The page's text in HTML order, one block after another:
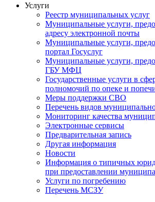
Услуги
Реестр муниципальных услуг
Муниципальные услуги,
адресу электронной почты
Муниципальные услуги,
портал Госуслуг
Муниципальные услуги,
ГБУ МФЦ
Государственные услуги в
полномочий по опеке и
Меры поддержки СВО
Перечень видов
Мониторинг качества
Электронные сервисы
Предварительная запись
Другая информация
Новости
Информация о типичных
при предоставлении
Услуги по погребению
Перечень МСЗУ